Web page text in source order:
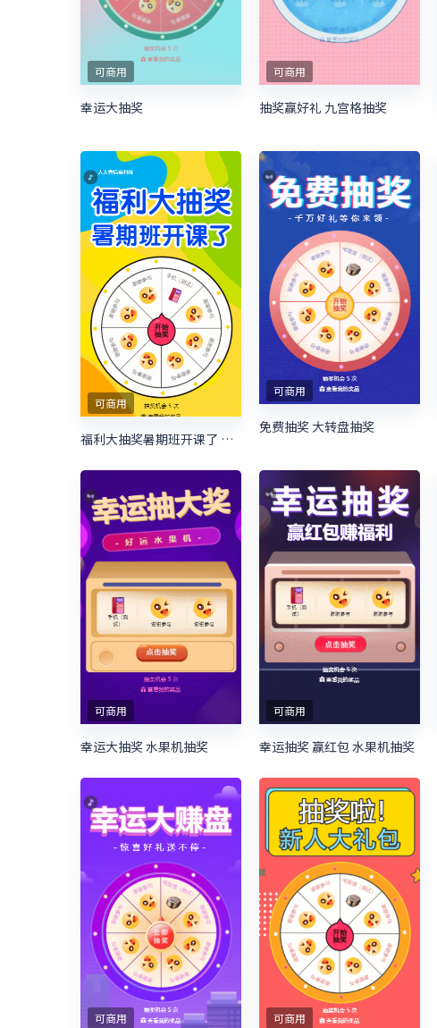
可商用
幸运大抽奖
可商用
抽奖赢好礼 九宫格抽奖
可商用
福利大抽奖暑期班开课了 暑期培训抽奖活动
可商用
免费抽奖 大转盘抽奖
可商用
幸运大抽奖 水果机抽奖
可商用
幸运抽奖 赢红包 水果机抽奖
可商用 可商用